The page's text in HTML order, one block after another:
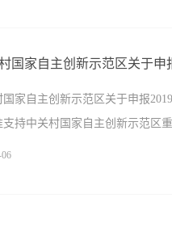
）“首页--政民
支持资金项目在线上审核通过
业生、退役军人等重点群体就业
确权和转化等方面先行先试。加
度。3、支持打造“双创”平台，
同创新。4、推动“互联网+”升
国家自主创新示范区关于申
家自主创新示范区关于申报
支持中关村国家自主创新示范区
06